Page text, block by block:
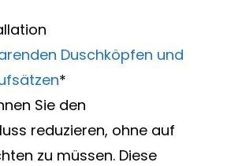
Duschköpfen und
*
Sie den
reduzieren, ohne auf
zu müssen. Diese